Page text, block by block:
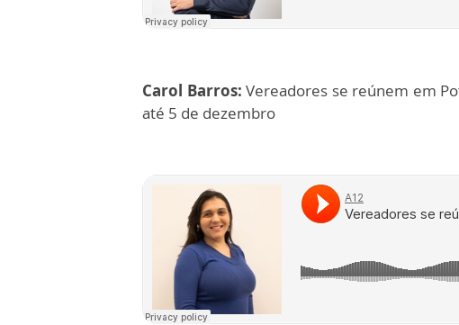
Carol Barros:Vereadores se reúnem em
até 5 de dezembro